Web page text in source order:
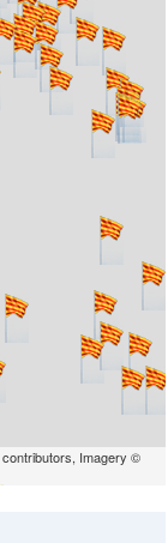
contributors, Imagery ©